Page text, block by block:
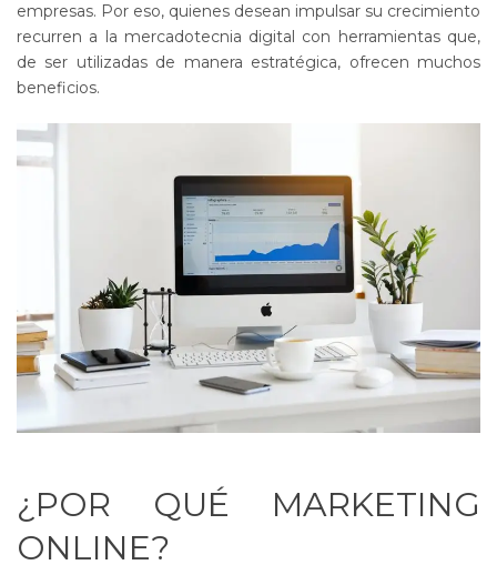
empresas. Por eso, quienes desean impulsar su crecimiento
recurren a la mercadotecnia digital con herramientas que,
de ser utilizadas de manera estratégica, ofrecen muchos
beneficios.
¿POR QUÉ MARKETING
ONLINE?